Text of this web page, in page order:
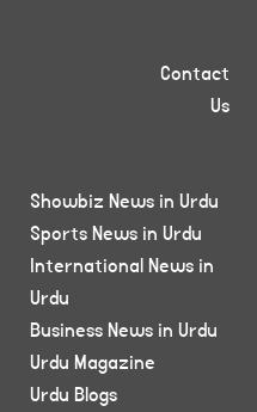
Contact
Us
Showbiz News in Urdu
Sports News in Urdu
International News in
Urdu
Business News in Urdu
Urdu Magazine
Urdu Blogs